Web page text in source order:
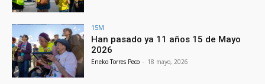
15M
Han pasado ya 11 años 15 de Mayo
2026
Eneko Torres Peco - 18 mayo, 2026